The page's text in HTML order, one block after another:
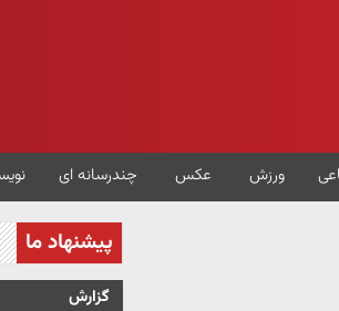
ورزش عکس چندرسانه ای
پیشنهاد ما
گزارش